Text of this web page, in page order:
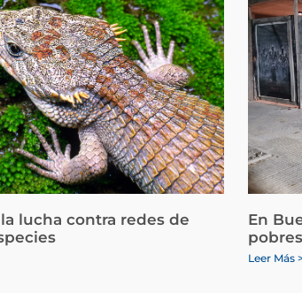
lucha contra redes de
En
Leer Más